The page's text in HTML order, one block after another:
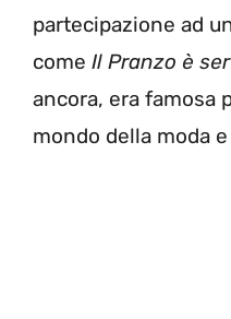
partecipazione ad
come Il Pranzo è
ancora, era famosa
mondo della moda